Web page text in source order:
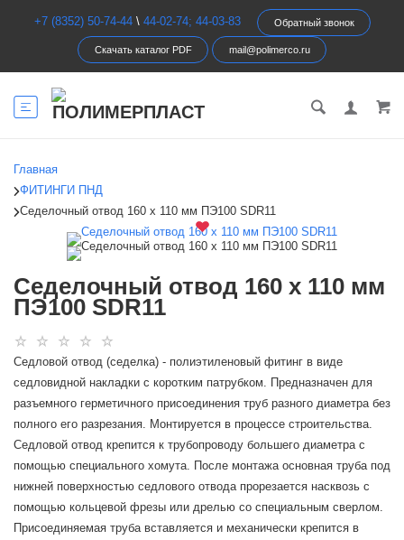
+7 (8352) 50-74-44\ 44-02-74; 44-03-83 Обратный звонок
Скачать каталог PDF mail@polimerco.ru
Главная
ФИТИНГИ ПНД
Седелочный отвод 160 х 110 мм ПЭ100 SDR11
Седелочный отвод 160 х 110 мм
ПЭ100 SDR11
Седловой отвод (седелка) - полиэтиленовый фитинг в виде
седловидной накладки с коротким патрубком. Предназначен для
разъемного герметичного присоединения труб разного диаметра без
полного его разрезания. Монтируется в процессе строительства.
Седловой отвод крепится к трубопроводу большего диаметра с
помощью специального хомута. После монтажа основная труба под
нижней поверхностью седлового отвода прорезается насквозь с
помощью кольцевой фрезы или дрелью со специальным сверлом.
Присоединяемая труба вставляется и механически крепится в